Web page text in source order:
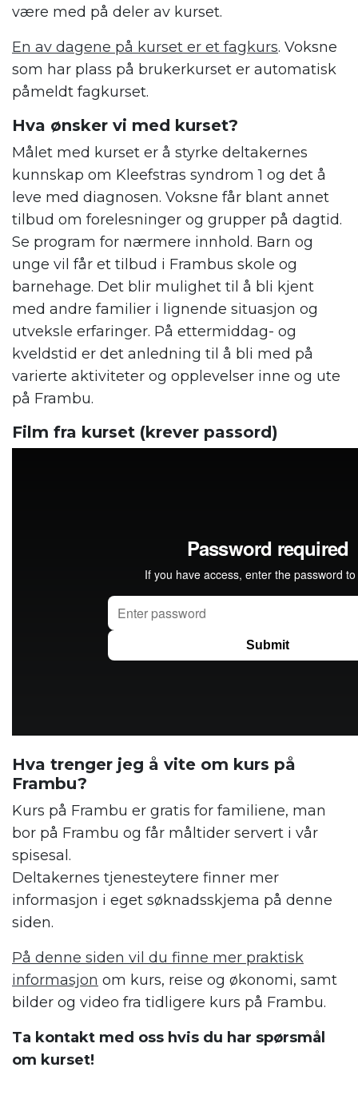
være med på deler av kurset.
En av dagene på kurset er et fagkurs. Voksne
som har plass på brukerkurset er automatisk
påmeldt fagkurset.
Hva ønsker vi med kurset?
Målet med kurset er å styrke deltakernes
kunnskap om Kleefstras syndrom 1 og det å
leve med diagnosen. Voksne får blant annet
tilbud om forelesninger og grupper på dagtid.
Se program for nærmere innhold. Barn og
unge vil får et tilbud i Frambus skole og
barnehage. Det blir mulighet til å bli kjent
med andre familier i lignende situasjon og
utveksle erfaringer. På ettermiddag- og
kveldstid er det anledning til å bli med på
varierte aktiviteter og opplevelser inne og ute
på Frambu.
Film fra kurset (krever passord)
Hva trenger jeg å vite om kurs på
Frambu?
Kurs på Frambu er gratis for familiene, man
bor på Frambu og får måltider servert i vår
spisesal.
Deltakernes tjenesteytere finner mer
informasjon i eget søknadsskjema på denne
siden.
På denne siden vil du finne mer praktisk
informasjon om kurs, reise og økonomi, samt
bilder og video fra tidligere kurs på Frambu.
Ta kontakt med oss hvis du har spørsmål
om kurset!